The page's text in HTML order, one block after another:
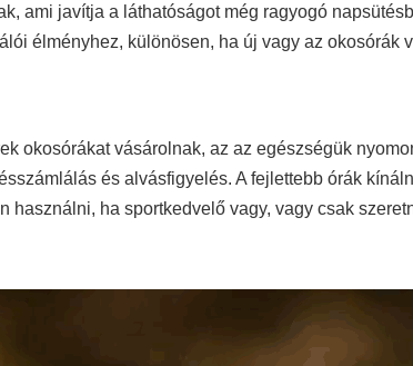
ami javítja a láthatóságot még ragyogó
élményhez, különösen, ha új vagy az okosórák
okosórákat vásárolnak, az az egészségük
és alvásfigyelés. A fejlettebb órák
használni, ha sportkedvelő vagy, vagy csak